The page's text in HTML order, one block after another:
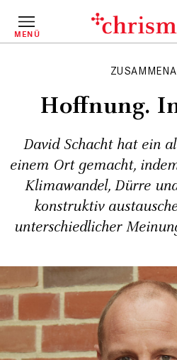
InhaltMENÜ
Hoffnung.
David Schacht hat ein
einem Ort gemacht,
Klimawandel, Dürre
konstruktiv
unterschiedlicher